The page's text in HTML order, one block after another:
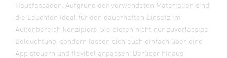
Hausfassaden. Aufgrund der verwendeten Materialien sind
die Leuchten ideal für den dauerhaften Einsatz im
Außenbereich konzipiert. Sie bieten nicht nur zuverlässige
Beleuchtung, sondern lassen sich auch einfach über eine
App steuern und flexibel anpassen. Darüber hinaus